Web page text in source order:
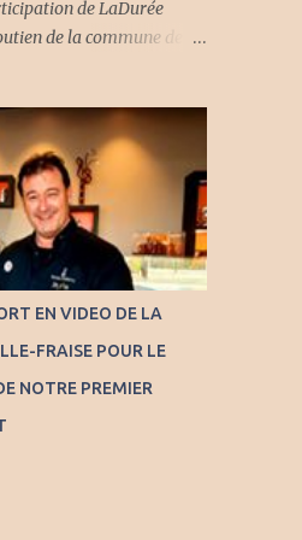
de LaDurée
de la commune de
EN VIDEO DE LA
FRAISE POUR LE
NOTRE PREMIER